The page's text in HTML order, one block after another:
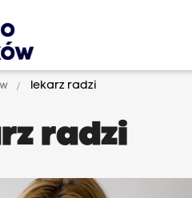
lekarz radzi
radzi